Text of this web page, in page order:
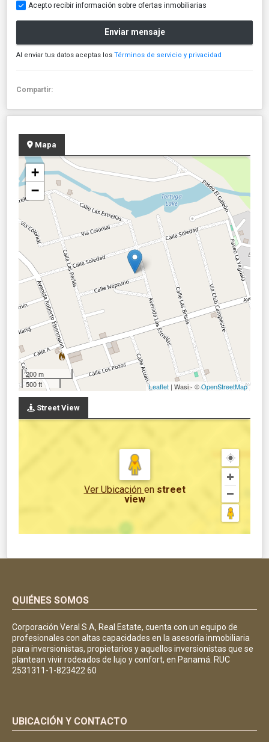
Acepto recibir información sobre ofertas inmobiliarias
Enviar mensaje
Al enviar tus datos aceptas los Términos de servicio y privacidad
Compartir:
Mapa
+
−
200 m
500 ft
Leaflet | Wasi - ©OpenStreetMap
Street View
Ver Ubicación en street
view
QUIÉNES SOMOS
Corporación Veral S A, Real Estate, cuenta con un equipo de
profesionales con altas capacidades en la asesoría inmobiliaria
para inversionistas, propietarios y aquellos inversionistas que se
plantean vivir rodeados de lujo y confort, en Panamá. RUC
2531311-1-823422 60
UBICACIÓN Y CONTACTO